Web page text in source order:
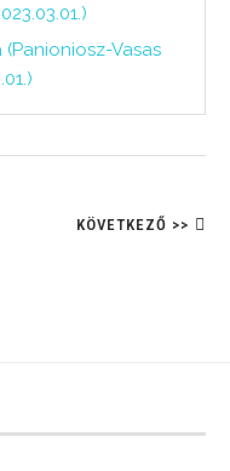
Vasas
KÖVETKEZŐ >>